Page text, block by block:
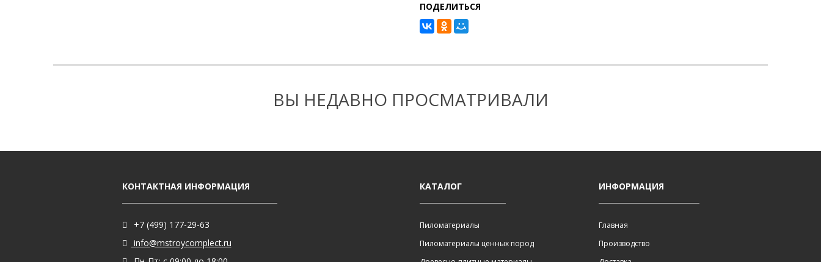
ПОДЕЛИТЬСЯ
ВЫ НЕДАВНО ПРОСМАТРИВАЛИ
КОНТАКТНАЯ ИНФОРМАЦИЯ
+7 (499) 177-29-63
info@mstroycomplect.ru
КАТАЛОГ
Пиломатериалы
Пиломатериалы ценных пород
ИНФОРМАЦИЯ
Главная
Производство